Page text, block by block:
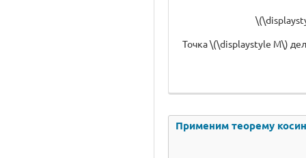
Точка \(\displaystyle M\)
Применим теорему